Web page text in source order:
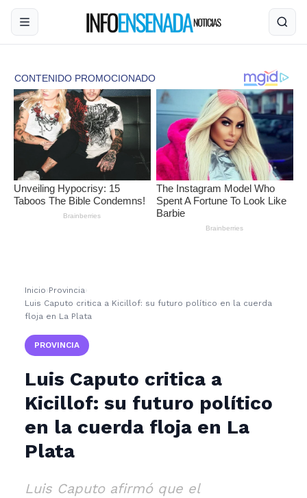
Inicio ›Provincia›
Luis Caputo critica a Kicillof: su futuro político en la cuerda
floja en La Plata
PROVINCIA
Luis Caputo critica a
Kicillof: su futuro político
en la cuerda floja en La
Plata
Luis Caputo afirmó que el